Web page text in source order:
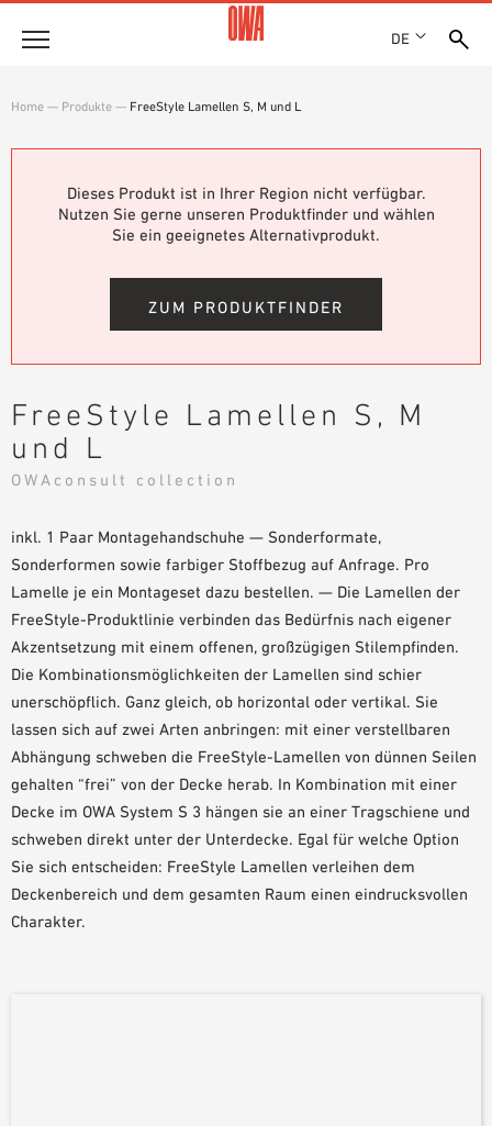
DE
STANDORTE
NACHHALTIGKEIT
Produkte
PRODUKTÜBERSICHT
GEFÜHRTE SUCHE
Lösungen
EINSATZGEBIETE
AUSSCHREIBUNGSTEXTE
DOWNLOADS
LEISTUNGSERKLÄRUNG (DOP)
BIM/REVIT BIBLIOTHEK
OWA-SCHULUNGEN
MUSTERBESTELLUNG
Karriere
JOBPORTAL
Home — Produkte — FreeStyle Lamellen S, M und L
Dieses Produkt ist in Ihrer Region nicht verfügbar.
Nutzen Sie gerne unseren Produktfinder und wählen
Sie ein geeignetes Alternativprodukt.
ZUM PRODUKTFINDER
FreeStyle Lamellen S, M
und L
OWAconsult collection
inkl. 1 Paar Montagehandschuhe — Sonderformate,
Sonderformen sowie farbiger Stoffbezug auf Anfrage. Pro
Lamelle je ein Montageset dazu bestellen. — Die Lamellen der
FreeStyle-Produktlinie verbinden das Bedürfnis nach eigener
Akzentsetzung mit einem offenen, großzügigen Stilempfinden.
Die Kombinationsmöglichkeiten der Lamellen sind schier
unerschöpflich. Ganz gleich, ob horizontal oder vertikal. Sie
lassen sich auf zwei Arten anbringen: mit einer verstellbaren
Abhängung schweben die FreeStyle-Lamellen von dünnen Seilen
gehalten “frei” von der Decke herab. In Kombination mit einer
Decke im OWA System S 3 hängen sie an einer Tragschiene und
schweben direkt unter der Unterdecke. Egal für welche Option
Sie sich entscheiden: FreeStyle Lamellen verleihen dem
Deckenbereich und dem gesamten Raum einen eindrucksvollen
Charakter.